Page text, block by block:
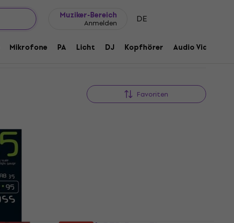
Muziker-Bereich
Anmelden DE
Mikrofone PA Licht DJ Kopfhörer Audio Video
Favoriten